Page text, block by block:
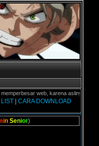
web, karena aslinya web ini
| CARA DOWNLOAD
in Senior)